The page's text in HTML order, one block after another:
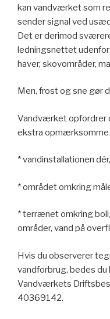
kan vandværket som
sender signal ved
Det er derimod
ledningsnettet udenfor
haver, skovområder,
Men, frost og sne gør
Vandværket opfordrer
ekstra opmærksomme
* vandinstallationen
* området omkring
* terrænet omkring
områder, vand på
Hvis du observerer
vandforbrug, bedes du
Vandværkets
40369142.